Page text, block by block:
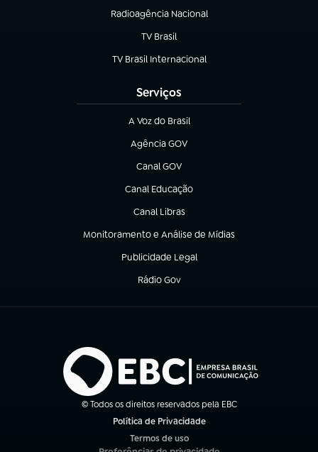
Radioagência Nacional
(abre em nova aba)
TV Brasil
(abre em nova aba)
TV Brasil Internacional
(abre em nova aba)
Serviços
A Voz do Brasil
(abre em nova aba)
Agência GOV
(abre em nova aba)
Canal GOV
(abre em nova aba)
Canal Educação
(abre em nova aba)
Canal Libras
(abre em nova aba)
Monitoramento e Análise de Mídias
(abre em nova aba)
Publicidade Legal
(abre em nova aba)
Rádio Gov
(abre em nova aba)
© Todos os direitos reservados pela EBC
Política de Privacidade
Termos de uso
(abre em nova aba)